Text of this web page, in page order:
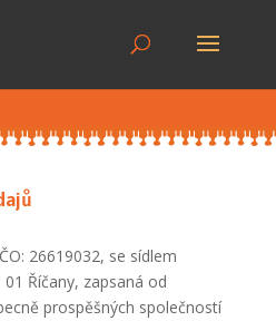
26619032, se sídlem
Říčany, zapsaná od
prospěšných společností